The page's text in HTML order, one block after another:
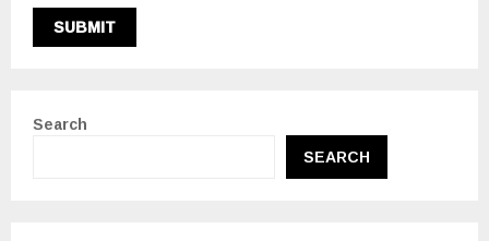
Search
SEARCH